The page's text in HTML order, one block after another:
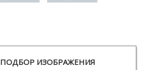
ПОДБОР ИЗОБРАЖЕНИЯ